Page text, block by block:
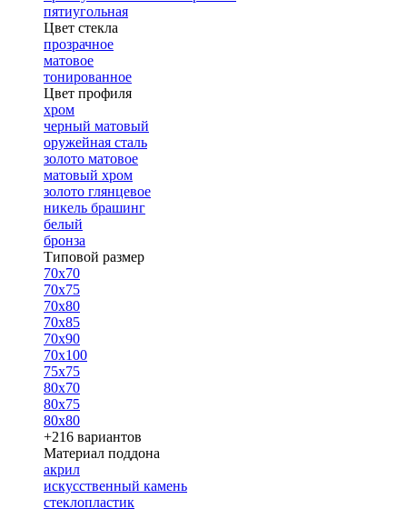
пятиугольная
Цвет стекла
прозрачное
матовое
тонированное
Цвет профиля
хром
черный матовый
оружейная сталь
золото матовое
матовый хром
золото глянцевое
никель брашинг
белый
бронза
Типовой размер
70х70
70х75
70х80
70х85
70х90
70х100
75х75
80х70
80х75
80х80
+216 вариантов
Материал поддона
акрил
искусственный камень
стеклопластик